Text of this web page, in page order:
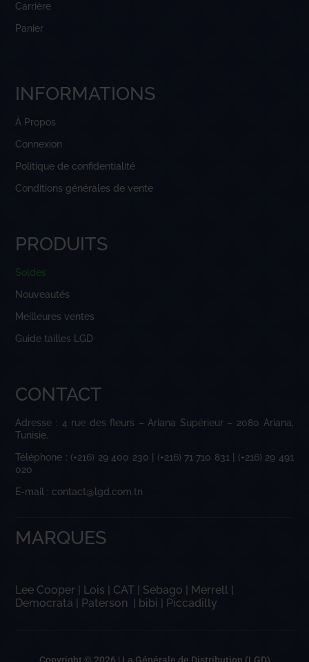
Carrière
Panier
INFORMATIONS
À Propos
Connexion
Politique de confidentialité
Conditions générales de vente
PRODUITS
Soldes
Nouveautés
Meilleures ventes
Guide tailles LGD
CONTACT
Adresse : 4 rue des fleurs – Ariana Supérieur – 2080 Ariana,
Tunisie.
Téléphone : (+216) 29 400 230 | (+216) 71 710 831 | (+216) 29 491
020
E-mail : contact@lgd.com.tn
MARQUES
Lee Cooper Lois CAT Sebago Merrell
Democrata
Paterson bibi Piccadilly